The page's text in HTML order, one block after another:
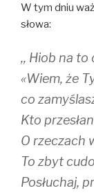
W tym dniu
słowa:
,, Hiob na to
«Wiem, że
co
Kto
O rzeczach
To zbyt
Posłuchaj,